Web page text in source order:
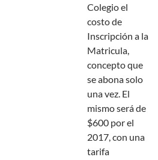
Colegio el
costo de
Inscripción a la
Matricula,
concepto que
se abona solo
una vez. El
mismo será de
$600 por el
2017, con una
tarifa